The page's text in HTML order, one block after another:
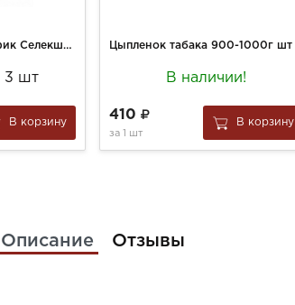
Кофе Монарх Пасифик Селекшион 90г сублимир.ст/б
3 шт
В корзину
Цыпленок табака 900-1000г шт
В наличии!
410
за 1 шт
В корзину
Описание Отзывы